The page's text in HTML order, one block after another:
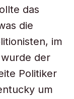
das
die
im
der
Politiker
um